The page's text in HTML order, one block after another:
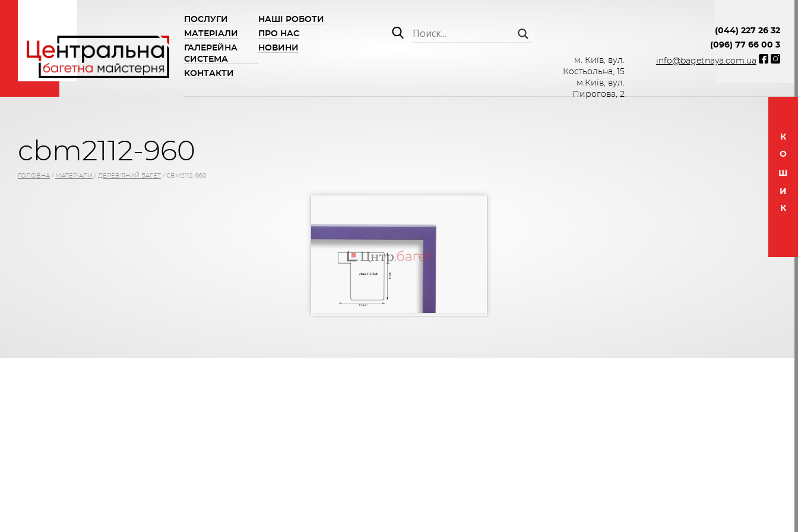
ПОСЛУГИ
НАШІ РОБОТИ
МАТЕРІАЛИ
ПРО НАС
ГАЛЕРЕЙНА
СИСТЕМА
НОВИНИ
КОНТАКТИ
м. Київ, вул.
Костьольна, 15
м.Київ, вул.
Пирогова, 2
(044) 227 26 32
(096) 77 66 00 3
info@bagetnaya.com.ua
cbm2112-960
ГОЛОВНА / МАТЕРІАЛИ / ДЕРЕВ'ЯНИЙ БАГЕТ / CBM2112-960
К
О
Ш
И
К